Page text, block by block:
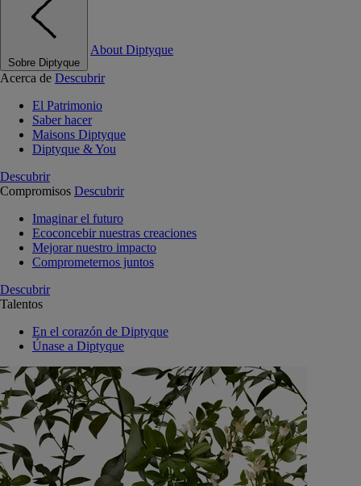
Sobre Diptyque
About Diptyque
Acerca de Descubrir
El Patrimonio
Saber hacer
Maisons Diptyque
Diptyque & You
Descubrir
Compromisos Descubrir
Imaginar el futuro
Ecoconcebir nuestras creaciones
Mejorar nuestro impacto
Comprometernos juntos
Descubrir
Talentos
En el corazón de Diptyque
Únase a Diptyque